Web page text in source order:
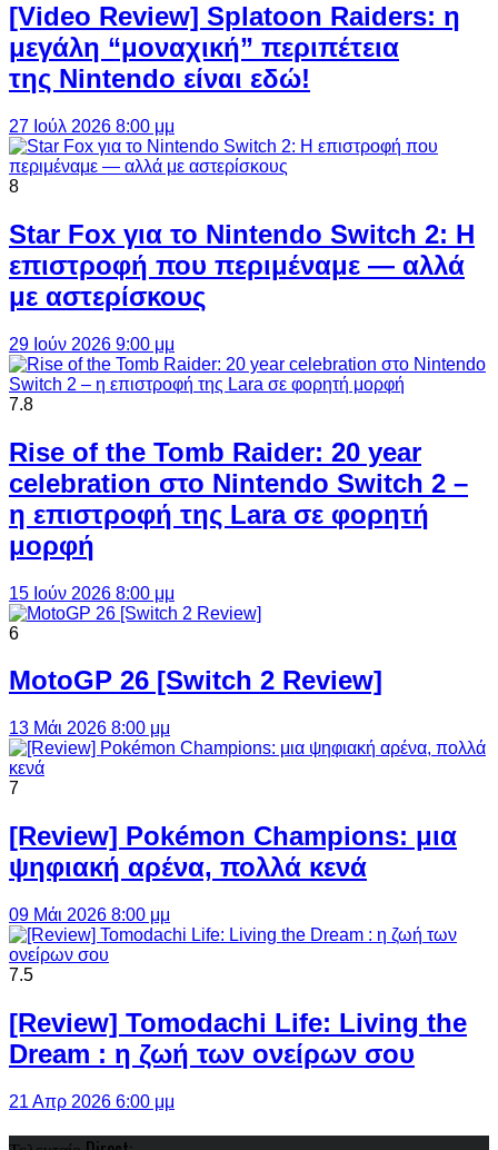
[Video Review] Splatoon Raiders: η
μεγάλη “μοναχική” περιπέτεια
της Nintendo είναι εδώ!
27 Ιούλ 2026 8:00 μμ
8
Star Fox για το Nintendo Switch 2: Η
επιστροφή που περιμέναμε — αλλά
με αστερίσκους
29 Ιούν 2026 9:00 μμ
7.8
Rise of the Tomb Raider: 20 year
celebration στο Nintendo Switch 2 –
η επιστροφή της Lara σε φορητή
μορφή
15 Ιούν 2026 8:00 μμ
6
MotoGP 26 [Switch 2 Review]
13 Μάι 2026 8:00 μμ
7
[Review] Pokémon Champions: μια
ψηφιακή αρένα, πολλά κενά
09 Μάι 2026 8:00 μμ
7.5
[Review] Tomodachi Life: Living the
Dream : η ζωή των ονείρων σου
21 Απρ 2026 6:00 μμ